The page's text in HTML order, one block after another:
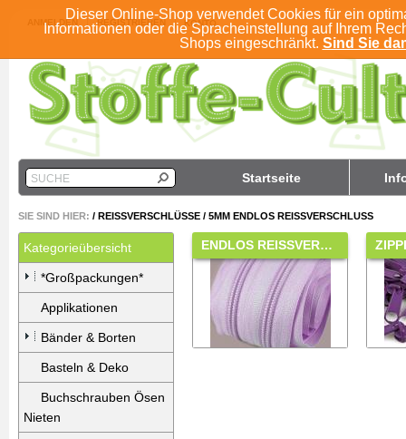
Dieser Online-Shop verwendet Cookies für ein
Informationen oder die Spracheinstellung auf Ihrem
Shops eingeschränkt. Sind Sie
ANMELDEN REGISTRIEREN KONTO
Startseite
SUCHE
SIE SIND HIER: / REISSVERSCHLÜSSE / 5MM ENDLOS REISSVERSCHLUSS
Kategorieübersicht
*Großpackungen*
Applikationen
Bänder & Borten
Basteln & Deko
Buchschrauben Ösen
Nieten
ENDLOS REISSVER…